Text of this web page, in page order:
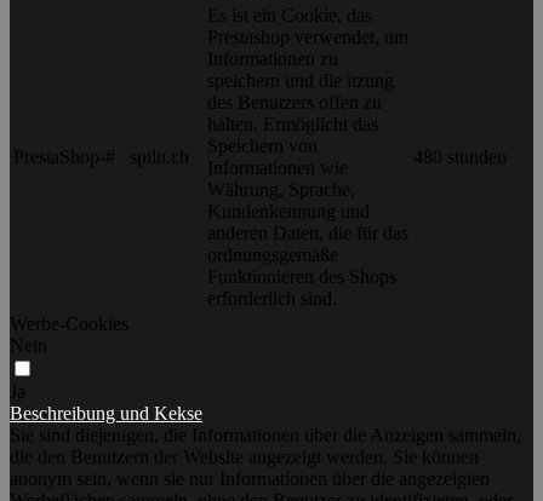
PrestaShop-# spiln.ch
Es ist ein Cookie, das
Prestashop verwendet, um
Informationen zu
speichern und die itzung
des Benutzers offen zu
halten. Ermöglicht das
Speichern von
Informationen wie
Währung, Sprache,
Kundenkennung und
anderen Daten, die für das
ordnungsgemäße
Funktionieren des Shops
erforderlich sind.
480 stunden
Werbe-Cookies
Nein
Ja
Beschreibung und Kekse
Sie sind diejenigen, die Informationen über die Anzeigen sammeln,
die den Benutzern der Website angezeigt werden. Sie können
anonym sein, wenn sie nur Informationen über die angezeigten